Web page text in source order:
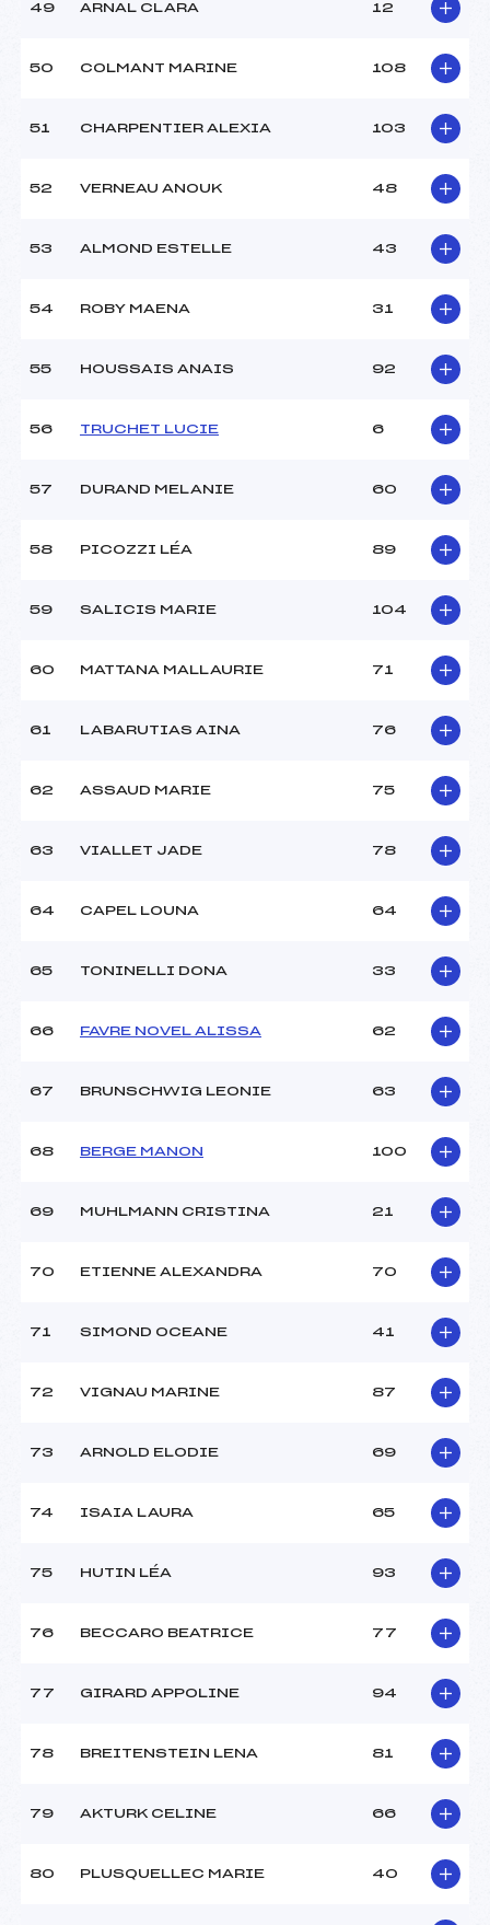
49 ARNAL CLARA 12
50 COLMANT MARINE 108
51 CHARPENTIER ALEXIA 103
52 VERNEAU ANOUK 48
53 ALMOND ESTELLE 43
54 ROBY MAENA 31
55 HOUSSAIS ANAIS 92
56 TRUCHET LUCIE 6
57 DURAND MELANIE 60
58 PICOZZI LÉA 89
59 SALICIS MARIE 104
60 MATTANA MALLAURIE 71
61 LABARUTIAS AINA 76
62 ASSAUD MARIE 75
63 VIALLET JADE 78
64 CAPEL LOUNA 64
65 TONINELLI DONA 33
66 FAVRE NOVEL ALISSA 62
67 BRUNSCHWIG LEONIE 63
68 BERGE MANON 100
69 MUHLMANN CRISTINA 21
70 ETIENNE ALEXANDRA 70
71 SIMOND OCEANE 41
72 VIGNAU MARINE 87
73 ARNOLD ELODIE 69
74 ISAIA LAURA 65
75 HUTIN LÉA 93
76 BECCARO BEATRICE 77
77 GIRARD APPOLINE 94
78 BREITENSTEIN LENA 81
79 AKTURK CELINE 66
80 PLUSQUELLEC MARIE 40